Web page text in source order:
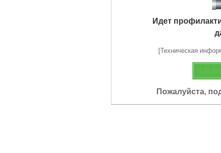
Идет
[Техническая
Пожалуйста,